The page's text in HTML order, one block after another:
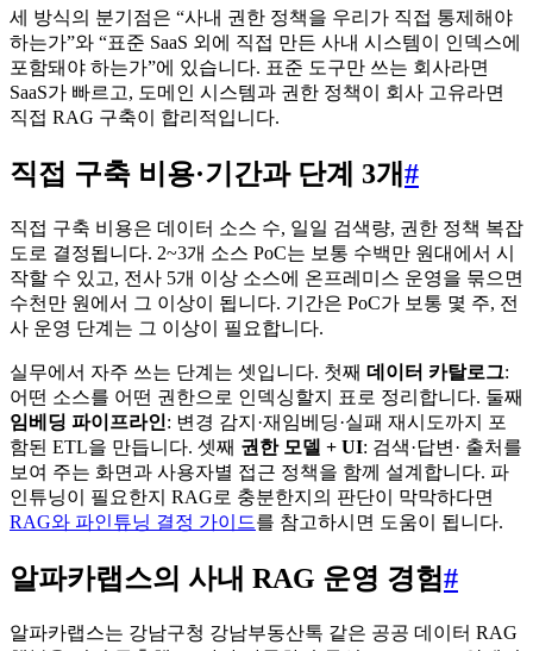
세 방식의 분기점은 “사내 권한 정책을 우리가 직접 통제해야
하는가”와 “표준 SaaS 외에 직접 만든 사내 시스템이 인덱스에
포함돼야 하는가”에 있습니다. 표준 도구만 쓰는 회사라면
SaaS가 빠르고, 도메인 시스템과 권한 정책이 회사 고유라면
직접 RAG 구축이 합리적입니다.
직접 구축 비용·기간과 단계 3개#
직접 구축 비용은 데이터 소스 수, 일일 검색량, 권한 정책 복잡
도로 결정됩니다. 2~3개 소스 PoC는 보통 수백만 원대에서 시
작할 수 있고, 전사 5개 이상 소스에 온프레미스 운영을 묶으면
수천만 원에서 그 이상이 됩니다. 기간은 PoC가 보통 몇 주, 전
사 운영 단계는 그 이상이 필요합니다.
실무에서 자주 쓰는 단계는 셋입니다. 첫째 데이터 카탈로그:
어떤 소스를 어떤 권한으로 인덱싱할지 표로 정리합니다. 둘째
임베딩 파이프라인: 변경 감지·재임베딩·실패 재시도까지 포
함된 ETL을 만듭니다. 셋째 권한 모델 + UI: 검색·답변· 출처를
보여 주는 화면과 사용자별 접근 정책을 함께 설계합니다. 파
인튜닝이 필요한지 RAG로 충분한지의 판단이 막막하다면
RAG와 파인튜닝 결정 가이드를 참고하시면 도움이 됩니다.
알파카랩스의 사내 RAG 운영 경험#
알파카랩스는 강남구청 강남부동산톡 같은 공공 데이터 RAG